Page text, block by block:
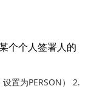
个个人签署人的
置为PERSON） 2.